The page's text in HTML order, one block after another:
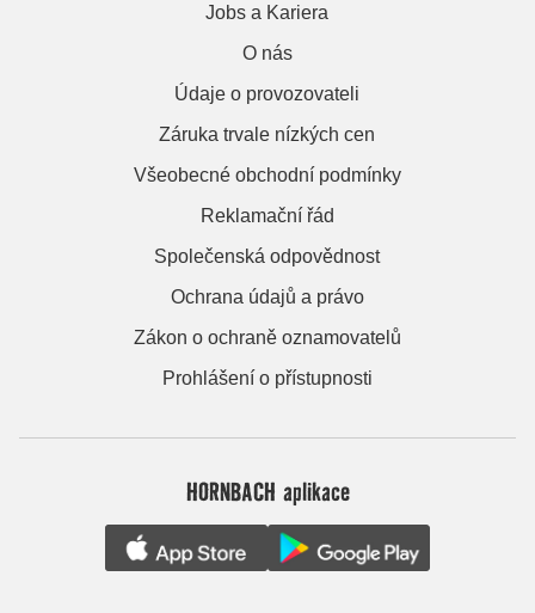
Jobs a Kariera
O nás
Údaje o provozovateli
Záruka trvale nízkých cen
Všeobecné obchodní podmínky
Reklamační řád
Společenská odpovědnost
Ochrana údajů a právo
Zákon o ochraně oznamovatelů
Prohlášení o přístupnosti
HORNBACH aplikace